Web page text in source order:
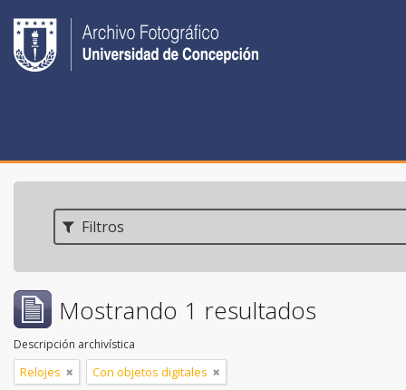
Filtros
Mostrando 1 resultados
Descripción archivística
Relojes Con objetos digitales